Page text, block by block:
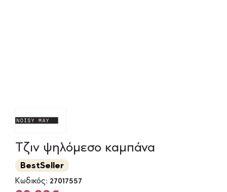
Τζιν ψηλόμεσο καμπάνα
BestSeller
Κωδικός: 27017557